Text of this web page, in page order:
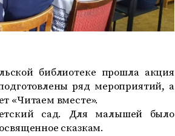
библиотеке прошла акция
ряд мероприятий, а
«Читаем вместе».
сад. Для малышей было
сказкам.